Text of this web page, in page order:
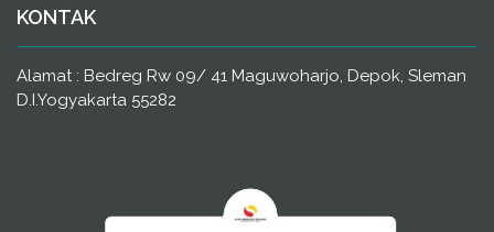
KONTAK
Alamat : Bedreg Rw 09/ 41 Maguwoharjo, Depok, Sleman
D.I.Yogyakarta 55282